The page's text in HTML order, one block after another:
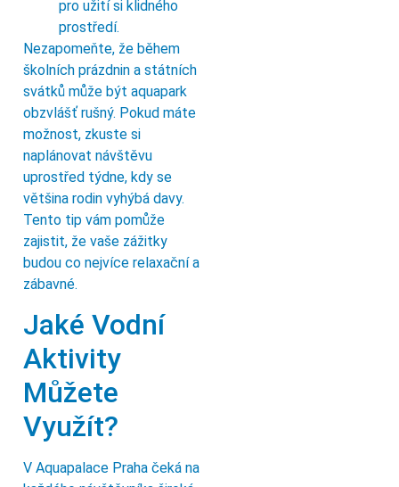
pro užití si klidného
prostředí.
Nezapomeňte, že během
školních prázdnin a státních
svátků může být aquapark
obzvlášť rušný. Pokud máte
možnost, zkuste si
naplánovat návštěvu
uprostřed týdne, kdy se
většina rodin vyhýbá davy.
Tento tip vám pomůže
zajistit, že vaše zážitky
budou co nejvíce relaxační a
zábavné.
Jaké Vodní
Aktivity
Můžete
Využít?
V Aquapalace Praha čeká na